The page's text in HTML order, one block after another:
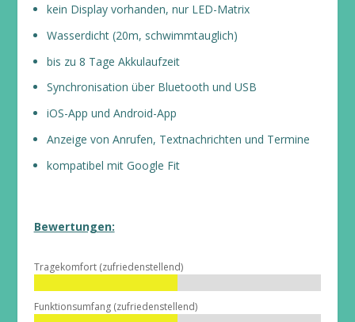
kein Display vorhanden, nur LED-Matrix
Wasserdicht (20m, schwimmtauglich)
bis zu 8 Tage Akkulaufzeit
Synchronisation über Bluetooth und USB
iOS-App und Android-App
Anzeige von Anrufen, Textnachrichten und Termine
kompatibel mit Google Fit
Bewertungen:
Tragekomfort (zufriedenstellend)
Funktionsumfang (zufriedenstellend)